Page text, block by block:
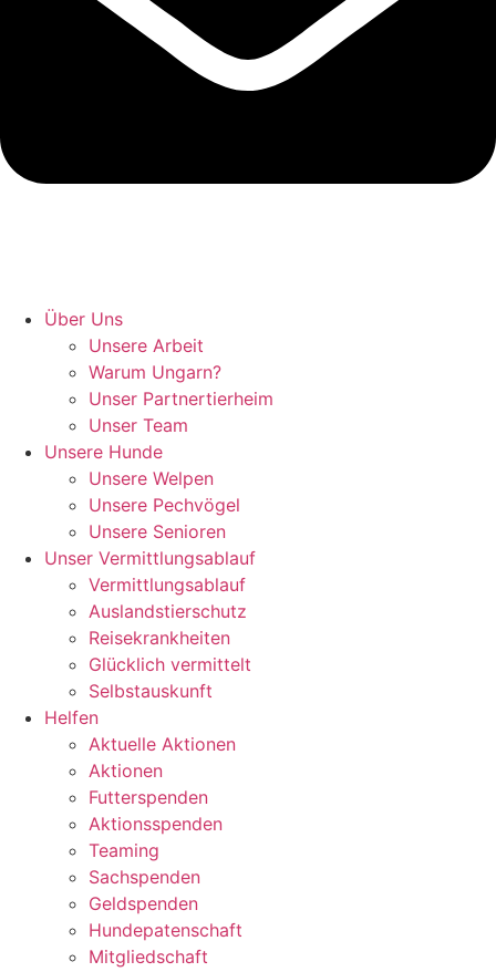
Über Uns
Unsere Arbeit
Warum Ungarn?
Unser Partnertierheim
Unser Team
Unsere Hunde
Unsere Welpen
Unsere Pechvögel
Unsere Senioren
Unser Vermittlungsablauf
Vermittlungsablauf
Auslandstierschutz
Reisekrankheiten
Glücklich vermittelt
Selbstauskunft
Helfen
Aktuelle Aktionen
Aktionen
Futterspenden
Aktionsspenden
Teaming
Sachspenden
Geldspenden
Hundepatenschaft
Mitgliedschaft